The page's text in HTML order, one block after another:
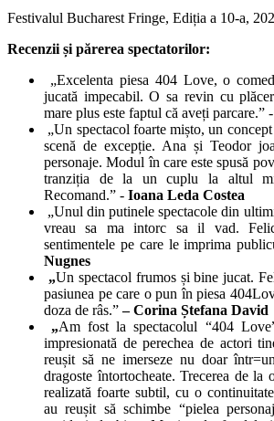
Festivalul Bucharest Fringe, Ediția a 10-a,
Recenzii și părerea spectatorilor:
„Excelenta piesa 404 Love, o
jucată impecabil. O sa revin cu
mare plus este faptul că aveți parcare.” -
„Un spectacol foarte mișto, un
scenă de excepție. Ana și Teodor
personaje. Modul în care este spusă
tranziția de la un cuplu la altul
Recomand.” - Ioana Leda Costea
„Unul din putinele spectacole din
vreau sa ma intorc sa il vad.
sentimentele pe care le imprima
Nugnes
„Un spectacol frumos și bine jucat.
pasiunea pe care o pun în piesa
doza de râs.”– Corina Ștefana David
„Am fost la spectacolul “404
impresionată de perechea de actori
reușit să ne imerseze nu doar
dragoste întortocheate. Trecerea de la
realizată foarte subtil, cu o
au reușit să schimbe “pielea